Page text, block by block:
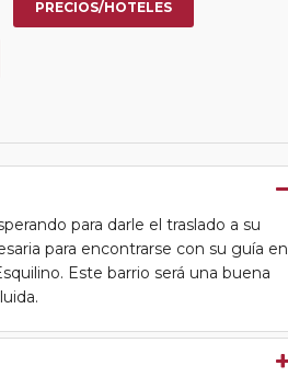
PRECIOS/HOTELES
para darle el traslado a su
para encontrarse con su guía en
Este barrio será una buena